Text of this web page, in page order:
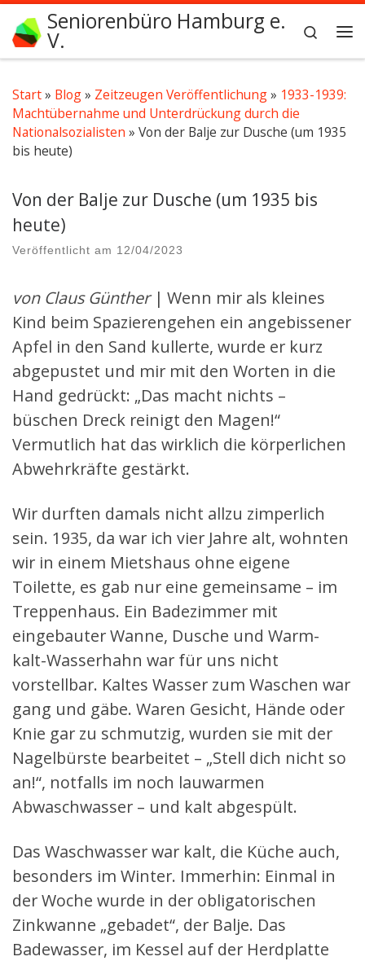
Zum Inhalt springen
Seniorenbüro Hamburg e.
V.
Search
Start» Blog» Zeitzeugen Veröffentlichung» 1933-1939:
Machtübernahme und Unterdrückung durch die
Nationalsozialisten » Von der Balje zur Dusche (um 1935
bis heute)
Von der Balje zur Dusche (um 1935 bis
heute)
Veröffentlicht am 12/04/2023
von Claus Günther | Wenn mir als kleines
Kind beim Spazierengehen ein angebissener
Apfel in den Sand kullerte, wurde er kurz
abgepustet und mir mit den Worten in die
Hand gedrückt: „Das macht nichts –
büschen Dreck reinigt den Magen!“
Vermutlich hat das wirklich die körperlichen
Abwehrkräfte gestärkt.
Wir durften damals nicht allzu zimperlich
sein. 1935, da war ich vier Jahre alt, wohnten
wir in einem Mietshaus ohne eigene
Toilette, es gab nur eine gemeinsame – im
Treppenhaus. Ein Badezimmer mit
eingebauter Wanne, Dusche und Warm-
kalt-Wasserhahn war für uns nicht
vorstellbar. Kaltes Wasser zum Waschen war
gang und gäbe. Waren Gesicht, Hände oder
Knie gar zu schmutzig, wurden sie mit der
Nagelbürste bearbeitet – „Stell dich nicht so
an!“, notfalls im noch lauwarmen
Abwaschwasser – und kalt abgespült.
Das Waschwasser war kalt, die Küche auch,
besonders im Winter. Immerhin: Einmal in
der Woche wurde in der obligatorischen
Zinkwanne „gebadet“, der Balje. Das
Badewasser, im Kessel auf der Herdplatte